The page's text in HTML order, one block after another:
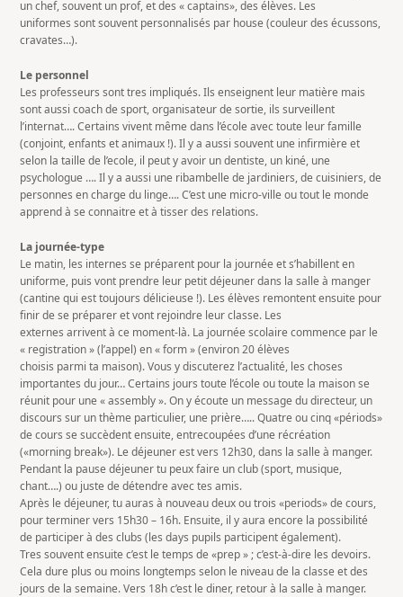
un chef, souvent un prof, et des « captains», des élèves. Les
uniformes sont souvent personnalisés par house (couleur des écussons,
cravates…).
Le personnel
Les professeurs sont tres impliqués. Ils enseignent leur matière mais
sont aussi coach de sport, organisateur de sortie, ils surveillent
l’internat…. Certains vivent même dans l’école avec toute leur famille
(conjoint, enfants et animaux !). Il y a aussi souvent une infirmière et
selon la taille de l’ecole, il peut y avoir un dentiste, un kiné, une
psychologue …. Il y a aussi une ribambelle de jardiniers, de cuisiniers, de
personnes en charge du linge…. C’est une micro-ville ou tout le monde
apprend à se connaitre et à tisser des relations.
La journée-type
Le matin, les internes se préparent pour la journée et s’habillent en
uniforme, puis vont prendre leur petit déjeuner dans la salle à manger
(cantine qui est toujours délicieuse !). Les élèves remontent ensuite pour
finir de se préparer et vont rejoindre leur classe. Les
externes arrivent à ce moment-là. La journée scolaire commence par le
« registration » (l’appel) en « form » (environ 20 élèves
choisis parmi ta maison). Vous y discuterez l’actualité, les choses
importantes du jour… Certains jours toute l’école ou toute la maison se
réunit pour une « assembly ». On y écoute un message du directeur, un
discours sur un thème particulier, une prière….. Quatre ou cinq «périods»
de cours se succèdent ensuite, entrecoupées d’une récréation
(«morning break»). Le déjeuner est vers 12h30, dans la salle à manger.
Pendant la pause déjeuner tu peux faire un club (sport, musique,
chant….) ou juste de détendre avec tes amis.
Après le déjeuner, tu auras à nouveau deux ou trois «periods» de cours,
pour terminer vers 15h30 – 16h. Ensuite, il y aura encore la possibilité
de participer à des clubs (les days pupils participent également).
Tres souvent ensuite c’est le temps de «prep » ; c’est-à-dire les devoirs.
Cela dure plus ou moins longtemps selon le niveau de la classe et des
jours de la semaine. Vers 18h c’est le diner, retour à la salle à manger.